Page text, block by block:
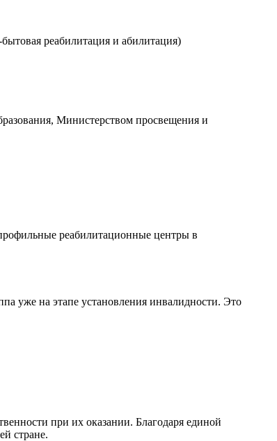
реабилитация и абилитация)
Министерством просвещения и
реабилитационные центры в
уже на этапе установления инвалидности. Это
при их оказании. Благодаря единой
стране.